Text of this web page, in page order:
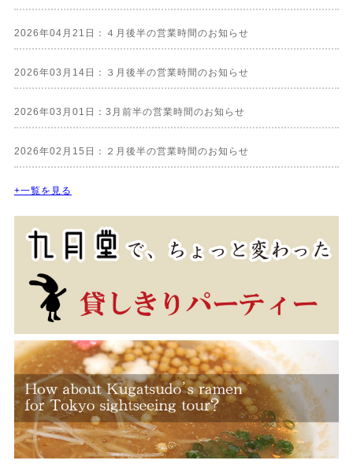
2026年04月21日：４月後半の営業時間のお知らせ
2026年03月14日：３月後半の営業時間のお知らせ
2026年03月01日：3月前半の営業時間のお知らせ
2026年02月15日：２月後半の営業時間のお知らせ
+一覧を見る